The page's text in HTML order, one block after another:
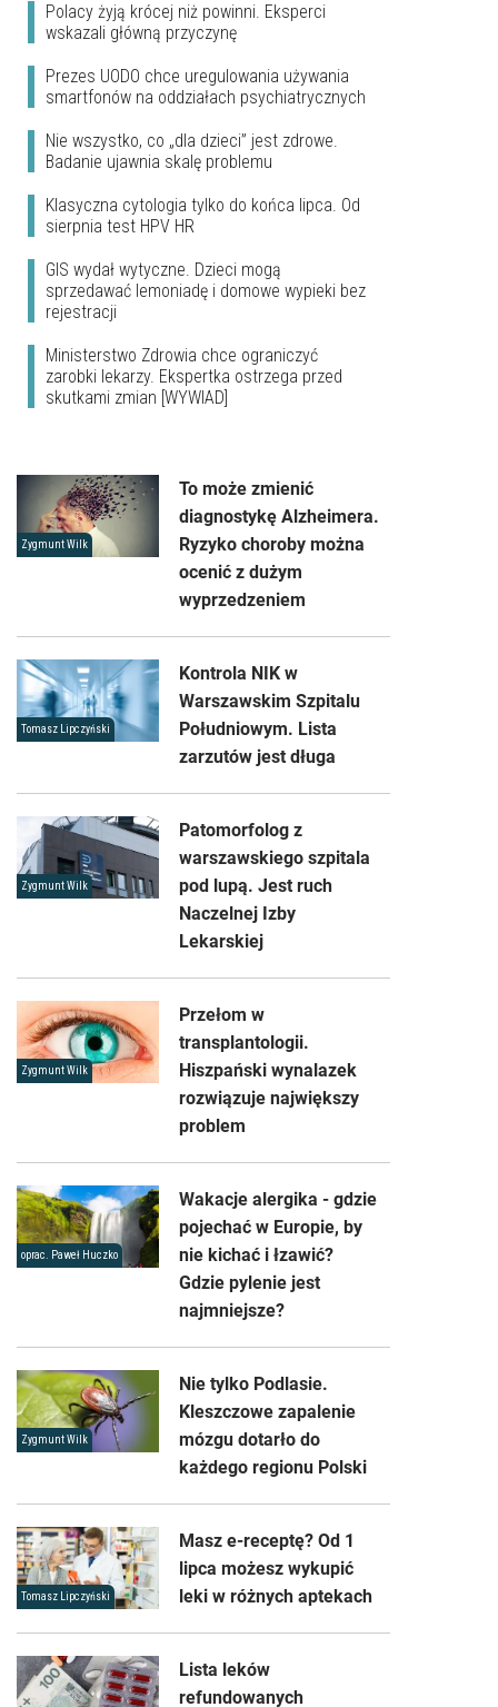
Polacy żyją krócej niż powinni. Eksperci
wskazali główną przyczynę
Prezes UODO chce uregulowania używania
smartfonów na oddziałach psychiatrycznych
Nie wszystko, co „dla dzieci” jest zdrowe.
Badanie ujawnia skalę problemu
Klasyczna cytologia tylko do końca lipca. Od
sierpnia test HPV HR
GIS wydał wytyczne. Dzieci mogą
sprzedawać lemoniadę i domowe wypieki bez
rejestracji
Ministerstwo Zdrowia chce ograniczyć
zarobki lekarzy. Ekspertka ostrzega przed
skutkami zmian [WYWIAD]
Zygmunt Wilk
To może zmienić
diagnostykę Alzheimera.
Ryzyko choroby można
ocenić z dużym
wyprzedzeniem
Tomasz Lipczyński
Kontrola NIK w
Warszawskim Szpitalu
Południowym. Lista
zarzutów jest długa
Zygmunt Wilk
Patomorfolog z
warszawskiego szpitala
pod lupą. Jest ruch
Naczelnej Izby
Lekarskiej
Zygmunt Wilk
Przełom w
transplantologii.
Hiszpański wynalazek
rozwiązuje największy
problem
oprac. Paweł Huczko
Wakacje alergika - gdzie
pojechać w Europie, by
nie kichać i łzawić?
Gdzie pylenie jest
najmniejsze?
Zygmunt Wilk
Nie tylko Podlasie.
Kleszczowe zapalenie
mózgu dotarło do
każdego regionu Polski
Tomasz Lipczyński
Masz e-receptę? Od 1
lipca możesz wykupić
leki w różnych aptekach
Lista leków
refundowanych